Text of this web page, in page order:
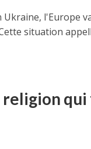
Ukraine, l'Europe
situation
religion